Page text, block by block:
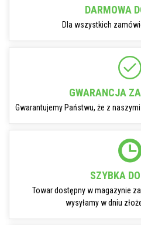
DARMOWA
Dla wszystkich
GWARANCJA
Gwarantujemy Państwu, że z
SZYBKA
Towar dostępny w magazynie
wysyłamy w dniu